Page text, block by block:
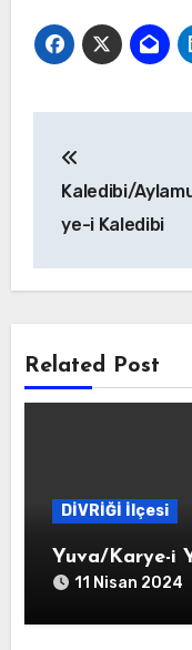
Kaledibi/
ye-i Kaledibi
Related Post
DİVRİĞİ İlçesi
Yuva/Karye-i
11 Nisan 2024